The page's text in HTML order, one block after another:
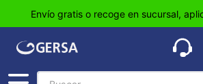
Envío gratis o recoge en sucursal,
Buscar